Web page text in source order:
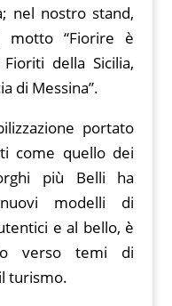
nel nostro stand,
motto “Fiorire è
della Sicilia,
di Messina”.
portato
come quello dei
più Belli ha
modelli di
e al bello, è
verso temi di
turismo.